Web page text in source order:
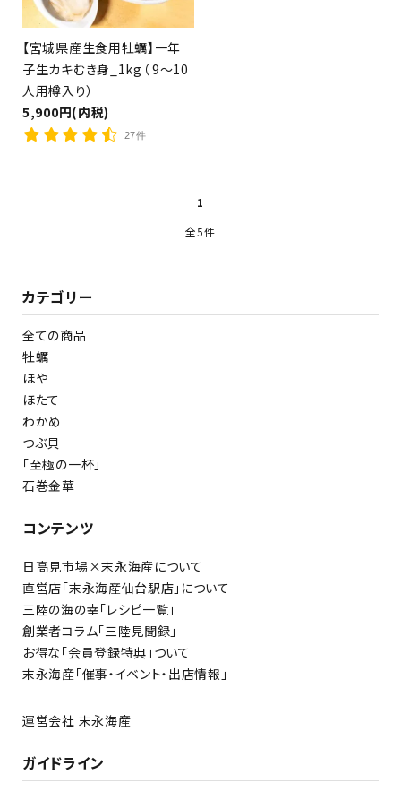
【宮城県産生食用牡蠣】一年
子生カキむき身_1kg（ 9～10
人用樽入り）
5,900円(内税)
27件
1
全5件
カテゴリー
全ての商品
牡蠣
ほや
ほたて
わかめ
つぶ貝
「至極の一杯」
石巻金華
コンテンツ
日高見市場×末永海産について
直営店「末永海産仙台駅店」について
三陸の海の幸「レシピ一覧」
創業者コラム「三陸見聞録」
お得な「会員登録特典」ついて
末永海産「催事・イベント・出店情報」
運営会社 末永海産
ガイドライン